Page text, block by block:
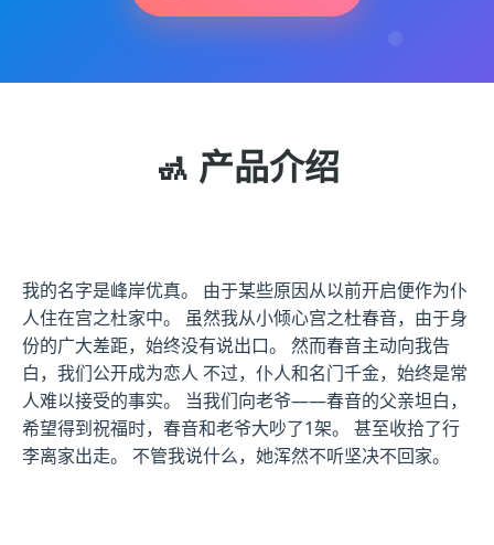
🚮 产品介绍
我的名字是峰岸优真。 由于某些原因从以前开启便作为仆
人住在宫之杜家中。 虽然我从小倾心宫之杜春音，由于身
份的广大差距，始终没有说出口。 然而春音主动向我告
白，我们公开成为恋人 不过，仆人和名门千金，始终是常
人难以接受的事实。 当我们向老爷——春音的父亲坦白，
希望得到祝福时，春音和老爷大吵了1架。 甚至收拾了行
李离家出走。 不管我说什么，她浑然不听坚决不回家。